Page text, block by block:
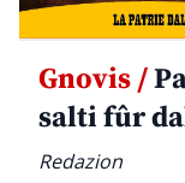
Gnovis /
salti fûr
Redazion